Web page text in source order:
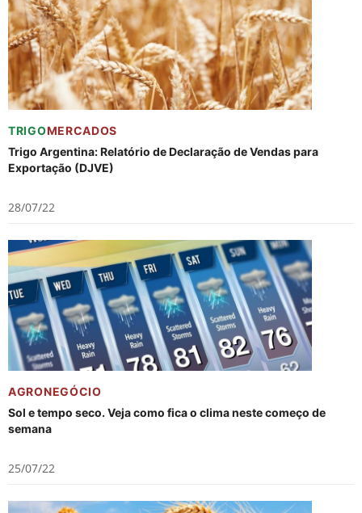
TRIGOMERCADOS
Trigo Argentina: Relatório de Declaração de Vendas para
Exportação (DJVE)
28/07/22
AGRONEGÓCIO
Sol e tempo seco. Veja como fica o clima neste começo de
semana
25/07/22